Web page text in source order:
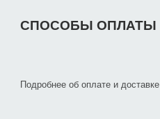
СПОСОБЫ ОПЛАТЫ
Подробнее об оплате и доставке